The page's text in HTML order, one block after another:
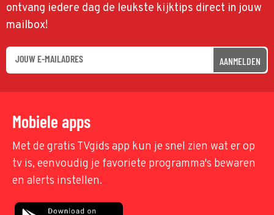
ontvang iedere dag de leukste kijktips direct in jouw
mailbox!
AANMELDEN
Mobiele apps
Met de gratis TVgids app kun je snel zien wat er op
tv is, eenvoudig je favoriete programma's bewaren
en alerts instellen.